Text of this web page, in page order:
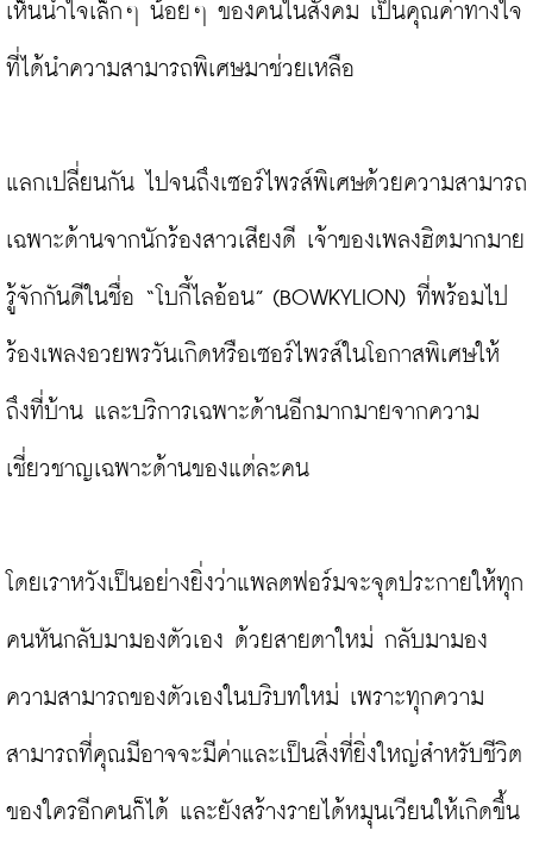
เห็นน้ำใจเล็กๆ น้อยๆ ของคนในสังคม เป็นคุณค่าทางใจ
ที่ได้นำความสามารถพิเศษมาช่วยเหลือ
แลกเปลี่ยนกัน ไปจนถึงเซอร์ไพรส์พิเศษด้วยความสามารถ
เฉพาะด้านจากนักร้องสาวเสียงดี เจ้าของเพลงฮิตมากมาย
รู้จักกันดีในชื่อ “โบกี้ไลอ้อน” (BOWKYLION) ที่พร้อมไป
ร้องเพลงอวยพรวันเกิดหรือเซอร์ไพรส์ในโอกาสพิเศษให้
ถึงที่บ้าน และบริการเฉพาะด้านอีกมากมายจากความ
เชี่ยวชาญเฉพาะด้านของแต่ละคน
โดยเราหวังเป็นอย่างยิ่งว่าแพลตฟอร์มจะจุดประกายให้ทุก
คนหันกลับมามองตัวเอง ด้วยสายตาใหม่ กลับมามอง
ความสามารถของตัวเองในบริบทใหม่ เพราะทุกความ
สามารถที่คุณมีอาจจะมีค่าและเป็นสิ่งที่ยิ่งใหญ่สำหรับชีวิต
ของใครอีกคนก็ได้ และยังสร้างรายได้หมุนเวียนให้เกิดขึ้น